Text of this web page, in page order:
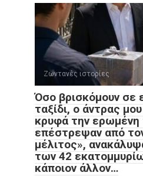
Ζωντανές ιστορίες
Όσο βρισκόμουν σε
ταξίδι, ο άντρας
κρυφά την
επέστρεψαν από
μέλιτος»,
των 42
κάποιον άλλον…